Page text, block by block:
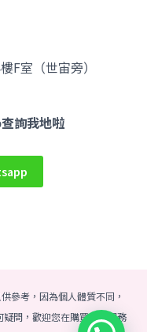
F室（世宙旁）
詢我地啦
參考，因為個人體質不同，
問，歡迎您在購買美容服務